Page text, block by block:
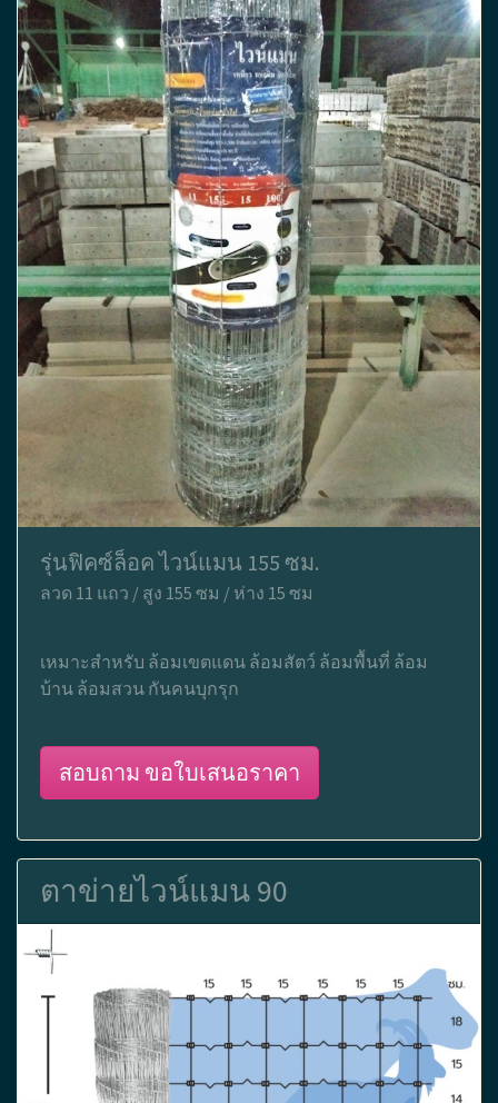
รุ่นฟิคซ์ล็อค ไวน์แมน 155 ซม.
ลวด 11 แถว / สูง 155 ซม / ห่าง 15 ซม
เหมาะสำหรับ ล้อมเขตแดน ล้อมสัตว์ ล้อมพื้นที่ ล้อม
บ้าน ล้อมสวน กันคนบุกรุก
สอบถาม ขอใบเสนอราคา
ตาข่ายไวน์แมน 90